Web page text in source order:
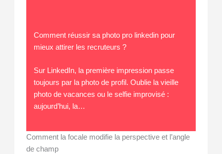
Comment réussir sa photo pro linkedin pour
mieux attirer les recruteurs ?
Sur LinkedIn, la première impression passe
toujours par la photo de profil. Oublie la vieille
photo de vacances ou le selfie improvisé :
aujourd’hui, la…
Comment la focale modifie la perspective et l’angle
de champ